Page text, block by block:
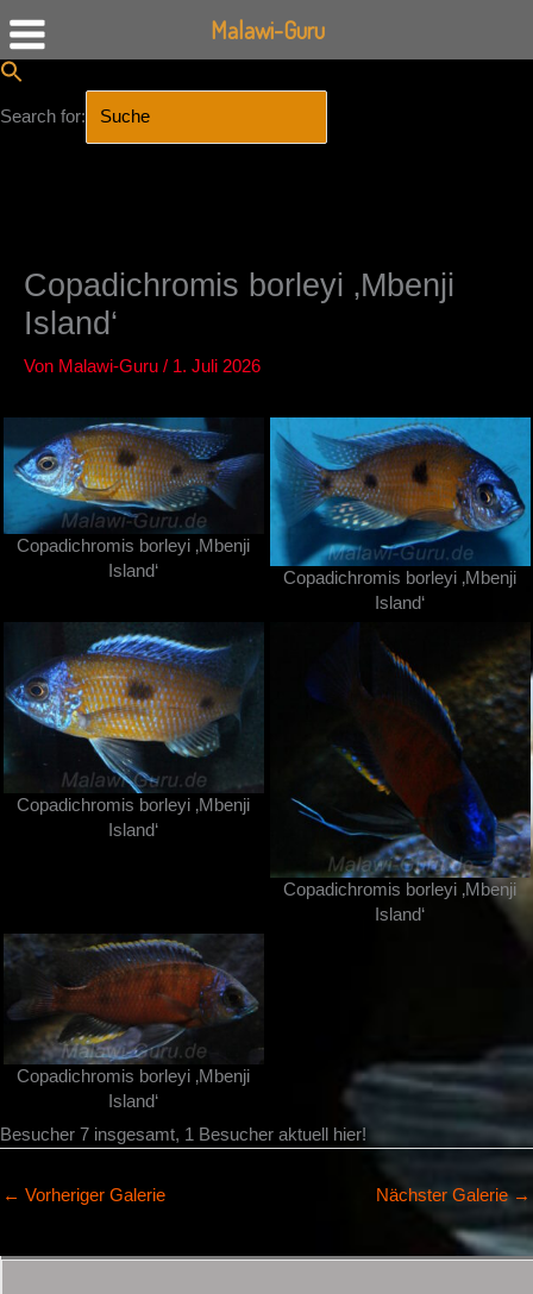
Search for:
Copadichromis borleyi ‚Mbenji
Island‘
Von Malawi-Guru / 1. Juli 2026
Copadichromis borleyi ‚Mbenji
Island‘
Copadichromis borleyi ‚Mbenji
Island‘
Copadichromis borleyi ‚Mbenji
Island‘
Copadichromis borleyi ‚Mbenji
Island‘
Copadichromis borleyi ‚Mbenji
Island‘
Besucher 7 insgesamt, 1 Besucher aktuell hier!
← Vorheriger Galerie Nächster Galerie →
Malawi-Guru